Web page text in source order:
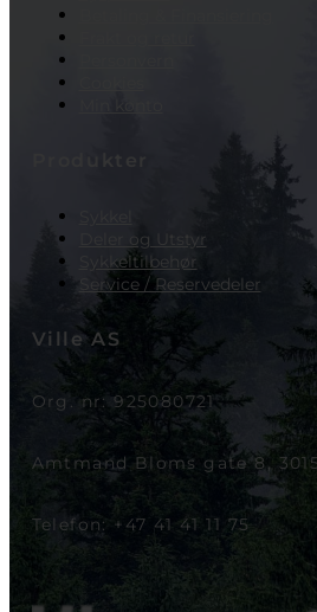
Deler og Utstyr
Sykkeltilbehør
Service / Reservedeler
Ville AS
Org. nr: 925080721
Amtmand Bloms gate 8,
Telefon: +47 41 41 11 75